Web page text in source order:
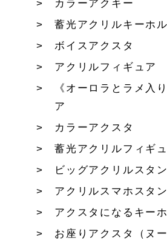
カラーアクキー
蓄光アクリルキーホ
ボイスアクスタ
アクリルフィギュア
《オーロラとラメ入
ア
カラーアクスタ
蓄光アクリルフィギ
ビッグアクリルスタ
アクリルスマホスタ
アクスタになるキー
お座りアクスタ（ヌ